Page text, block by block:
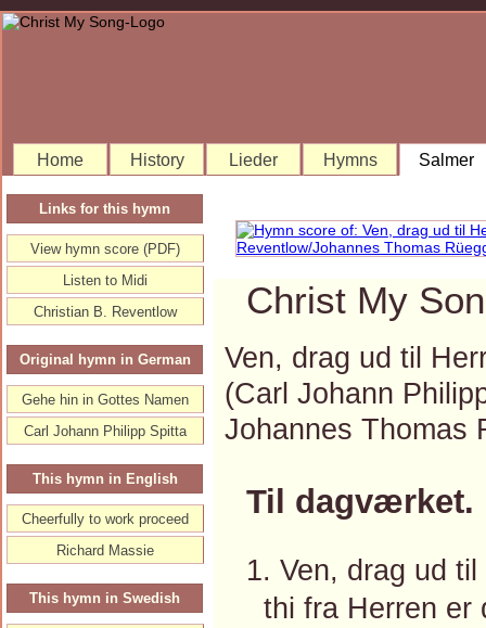
Home History Lieder Hymns Salmer
Christ My
Ven, drag ud til
(Carl Johann
Johannes Thomas
Til dagværket.
1. Ven, drag ud
thi fra Herren er
Links for this hymn
View hymn score (PDF)
Listen to Midi
Christian B. Reventlow
Original hymn in German
Gehe hin in Gottes Namen
Carl Johann Philipp Spitta
This hymn in English
Cheerfully to work proceed
Richard Massie
This hymn in Swedish